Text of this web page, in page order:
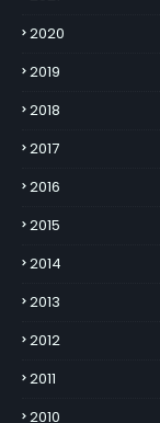
2020
2019
2018
2017
2016
2015
2014
2013
2012
2011
2010